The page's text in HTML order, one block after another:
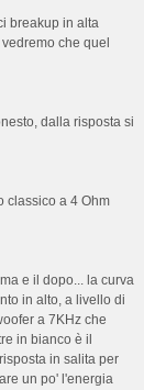
breakup in alta
che quel
dalla risposta si
classico a 4 Ohm
e il dopo... la curva
in alto, a livello di
a 7KHz che
in bianco è il
in salita per
un po' l'energia